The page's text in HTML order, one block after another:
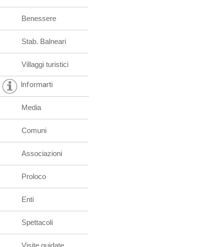
Benessere
Stab. Balneari
Villaggi turistici
Informarti
Media
Comuni
Associazioni
Proloco
Enti
Spettacoli
Visite guidate